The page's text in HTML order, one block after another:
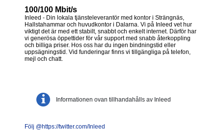
100/100 Mbit/s
Inleed - Din lokala tjänsteleverantör med kontor i Strängnäs,
Hallstahammar och huvudkontor i Dalarna. Vi på Inleed vet hur
viktigt det är med ett stabilt, snabbt och enkelt internet. Därför har
vi generösa öppettider för vår support med snabb återkoppling
och billiga priser. Hos oss har du ingen bindningstid eller
uppsägningstid. Vid funderingar finns vi tillgängliga på telefon,
mejl och chatt.
Informationen ovan tillhandahålls av Inleed
Följ @https://twitter.com/Inleed